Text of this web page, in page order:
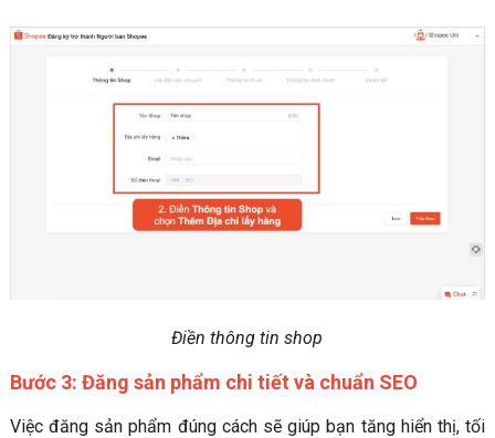
Điền thông tin shop
Bước 3: Đăng sản phẩm chi tiết và chuẩn SEO
Việc đăng sản phẩm đúng cách sẽ giúp bạn tăng hiển thị, tối